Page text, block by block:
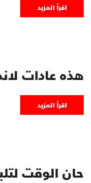
اقرأ المزيد
هذه عادات
اقرأ المزيد
حان الوقت